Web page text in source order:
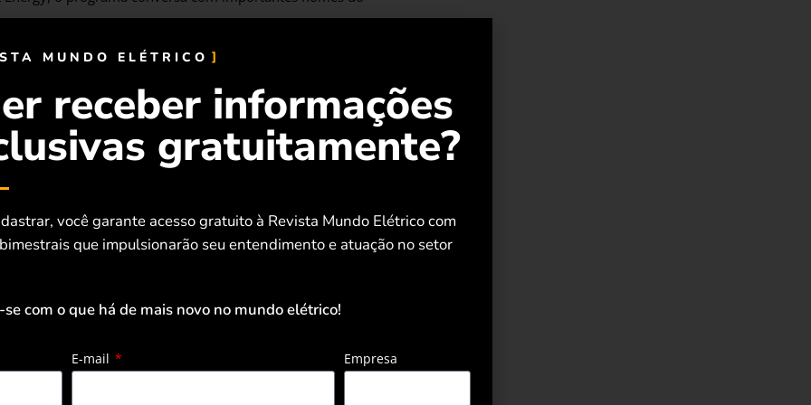
práticas de gestão e negócios que orientam os
este diálogo é o economista e
Adriano Pires. Com mais de 30
Pires é sócio-diretor do Centro
como assessor do diretor-geral da
como professor e pesquisador na
onde lecionou nas áreas de
tarifas de concessões públicas.
específicos. Por isso, temos muito orgulho em
e importante para economia brasileira”,
MUNDO ELÉTRICO
receber informações
gratuitamente?
você garante acesso gratuito à Revista Mundo Elétrico com
que impulsionarão seu entendimento e atuação no setor
se com o que há de mais novo no mundo elétrico!
E-mail Empresa